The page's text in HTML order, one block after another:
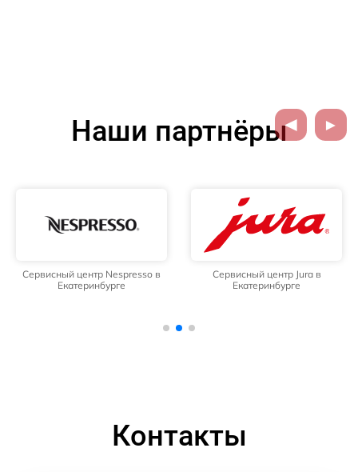
Наши партнёры
Сервисный центр Nespresso в
Екатеринбурге
Сервисный центр Jura в
Екатеринбурге
Контакты